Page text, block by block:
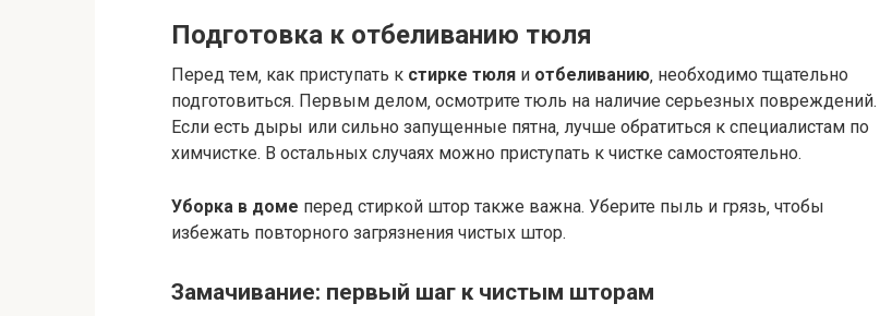
Подготовка к отбеливанию тюля
Перед тем‚ как приступать к стирке тюля и отбеливанию ‚ необходимо тщательно
подготовиться. Первым делом‚ осмотрите тюль на наличие серьезных повреждений.
Если есть дыры или сильно запущенные пятна‚ лучше обратиться к специалистам по
химчистке. В остальных случаях можно приступать к чистке самостоятельно.
Уборка в доме перед стиркой штор также важна. Уберите пыль и грязь‚ чтобы
избежать повторного загрязнения чистых штор.
Замачивание: первый шаг к чистым шторам